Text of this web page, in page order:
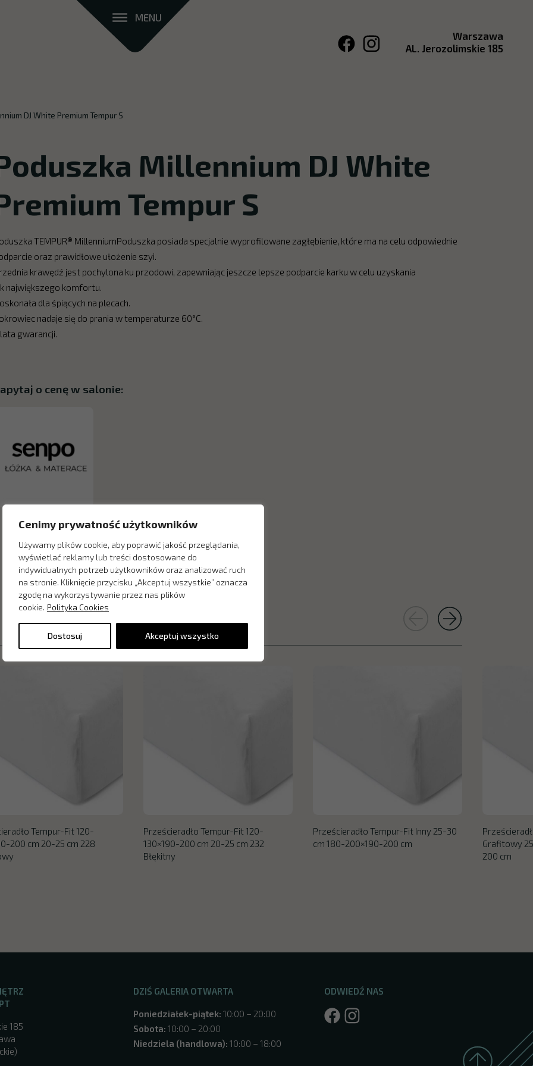
Cenimy prywatność użytkowników
Używamy plików cookie, aby poprawić jakość przeglądania,
wyświetlać reklamy lub treści dostosowane do
indywidualnych potrzeb użytkowników oraz analizować ruch
na stronie. Kliknięcie przycisku „Akceptuj wszystkie” oznacza
zgodę na wykorzystywanie przez nas plików
cookie. Polityka Cookies
Dostosuj Akceptuj wszystko
MENU
Warszawa
AL. Jerozolimskie 185
DJ White Premium Tempur S
Millennium DJ White
Tempur S
TEMPUR® MillenniumPoduszka posiada specjalnie wyprofilowane zagłębienie, które ma na celu odpowiednie
oraz prawidłowe ułożenie szyi.
krawędź jest pochylona ku przodowi, zapewniając jeszcze lepsze podparcie karku w celu uzyskania
największego komfortu.
dla śpiących na plecach.
nadaje się do prania w temperaturze 60°C.
gwarancji.
o cenę w salonie:
Tempur-Fit 120-
200 cm 20-25 cm 228
Prześcieradło Tempur-Fit 120-
130×190-200 cm 20-25 cm 232
Błękitny
Prześcieradło Tempur-Fit Inny 25-30
cm 180-200×190-200 cm
Grafitowy
200 cm
185
DZIŚ GALERIA OTWARTA
Poniedziałek-piątek: 10:00 – 20:00
Sobota: 10:00 – 20:00
Niedziela (handlowa): 10:00 – 18:00
ODWIEDŹ NAS